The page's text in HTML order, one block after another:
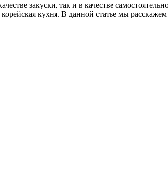
закуски, так и в качестве
кухня. В данной статье мы